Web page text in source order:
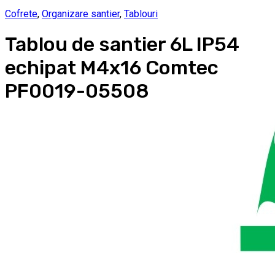
Cofrete, Organizare santier, Tablouri
Tablou de santier 6L IP54
echipat M4x16 Comtec
PF0019-05508